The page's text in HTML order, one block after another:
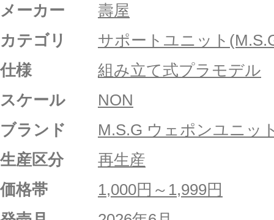
メーカー
壽屋
カテゴリ
サポートユニット
仕様
組み立て式プラモデル
スケール
NON
ブランド
M.S.G ウェポンユニッ
生産区分
再生産
価格帯
1,000円～1,999円